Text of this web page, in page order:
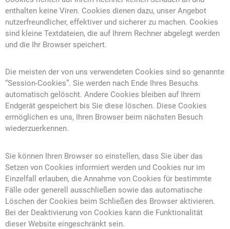
enthalten keine Viren. Cookies dienen dazu, unser Angebot
nutzerfreundlicher, effektiver und sicherer zu machen. Cookies
sind kleine Textdateien, die auf Ihrem Rechner abgelegt werden
und die Ihr Browser speichert.
Die meisten der von uns verwendeten Cookies sind so genannte
“Session-Cookies”. Sie werden nach Ende Ihres Besuchs
automatisch gelöscht. Andere Cookies bleiben auf Ihrem
Endgerät gespeichert bis Sie diese löschen. Diese Cookies
ermöglichen es uns, Ihren Browser beim nächsten Besuch
wiederzuerkennen.
Sie können Ihren Browser so einstellen, dass Sie über das
Setzen von Cookies informiert werden und Cookies nur im
Einzelfall erlauben, die Annahme von Cookies für bestimmte
Fälle oder generell ausschließen sowie das automatische
Löschen der Cookies beim Schließen des Browser aktivieren.
Bei der Deaktivierung von Cookies kann die Funktionalität
dieser Website eingeschränkt sein.